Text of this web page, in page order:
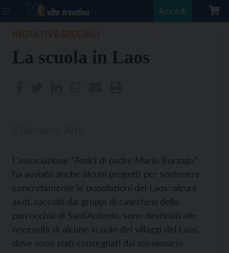
Accedi
La scuola in Laos
L'associazione “Amici di padre Mario Borzaga”
ha avviato anche alcuni progetti per sostenere
concretamente le popolazioni del Laos: alcuni
aiuti, raccolti dai gruppi di catechesi della
parrocchia di Sant'Antonio, sono destinati alle
necessità di alcune scuole dei villaggi del Laos,
dove sono stati consegnati dal missionario